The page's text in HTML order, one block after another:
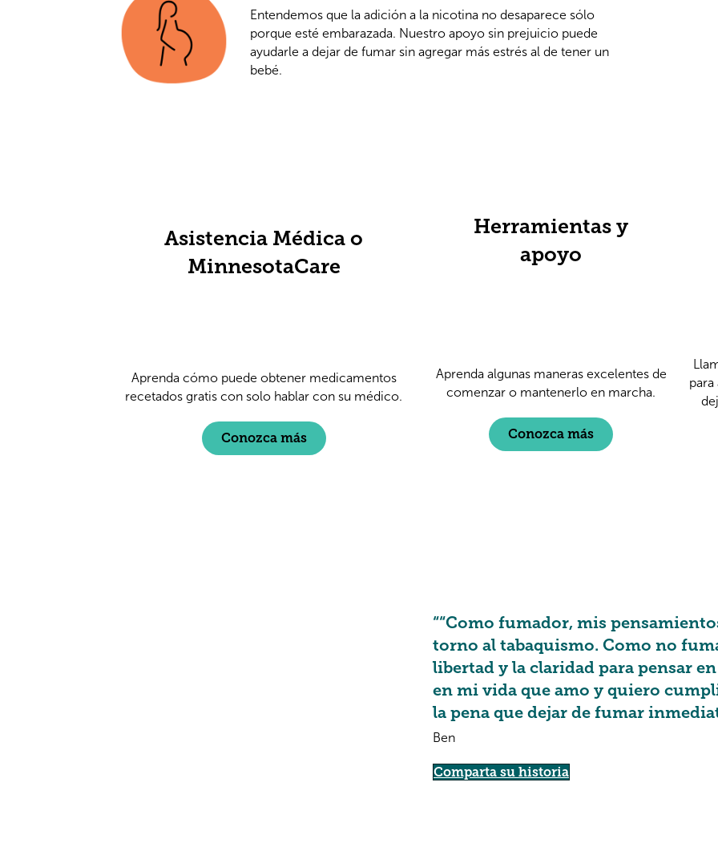
Entendemos que la adición a la nicotina no desaparece sólo
porque esté embarazada. Nuestro apoyo sin prejuicio puede
ayudarle a dejar de fumar sin agregar más estrés al de tener un
bebé.
Asistencia Médica o
MinnesotaCare
Aprenda cómo puede obtener medicamentos
recetados gratis con solo hablar con su médico.
Conozca más
Herramientas y
apoyo
Aprenda algunas maneras excelentes de
comenzar o mantenerlo en marcha.
Conozca más
““Como fumador, mis
torno al tabaquismo. Como no
libertad y la claridad para pensar
en mi vida que amo y quiero
la pena que dejar de fumar
Ben
Comparta su historia